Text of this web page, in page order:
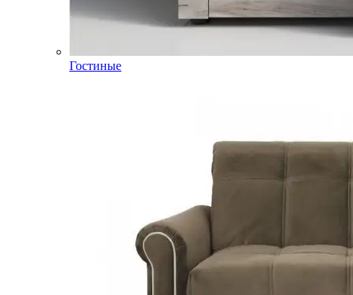
Гостиные